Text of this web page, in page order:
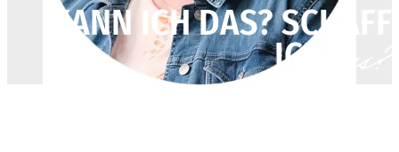
KANN ICH DAS? SCHAFF
ICH